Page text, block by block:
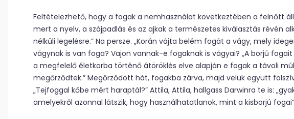
Feltételezhető, hogy a fogak a nemhasználat következtében a felnőtt
mert a nyelv, a szájpadlás és az ajkak a természetes kiválasztás révén
nélküli legelésre.” Na persze. „Korán vájta belém fogát a vágy, mely
vágynak is van foga? Vajon vannak-e fogaknak is vágyai? „A borjú
a megfelelő életkorba történő átöröklés elve alapján e fogak a távoli
megőrződtek.” Megőrződött hát, fogakba zárva, majd velük együtt
„Tejfoggal kőbe mért haraptál?” Attila, Attila, hallgass Darwinra te is:
amelyekről azonnal látszik, hogy használhatatlanok, mint a kisborjú